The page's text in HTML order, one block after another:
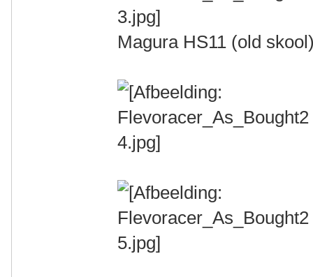
Magura HS11 (old